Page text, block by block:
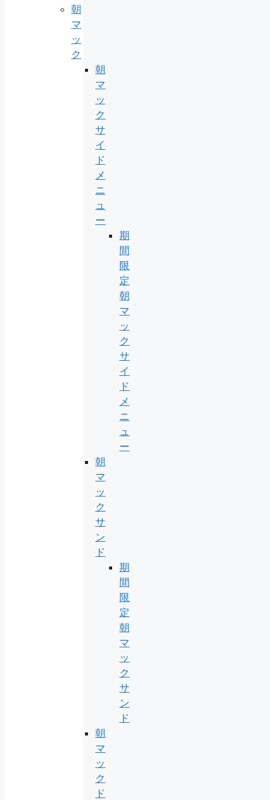
朝
マ
ッ
ク
朝
マ
ッ
ク
サ
イ
ド
メ
ニ
ュ
ー
期
間
限
定
朝
マ
ッ
ク
サ
イ
ド
メ
ニ
ュ
ー
朝
マ
ッ
ク
サ
ン
ド
期
間
限
定
朝
マ
ッ
ク
サ
ン
ド
朝
マ
ッ
ク
ド